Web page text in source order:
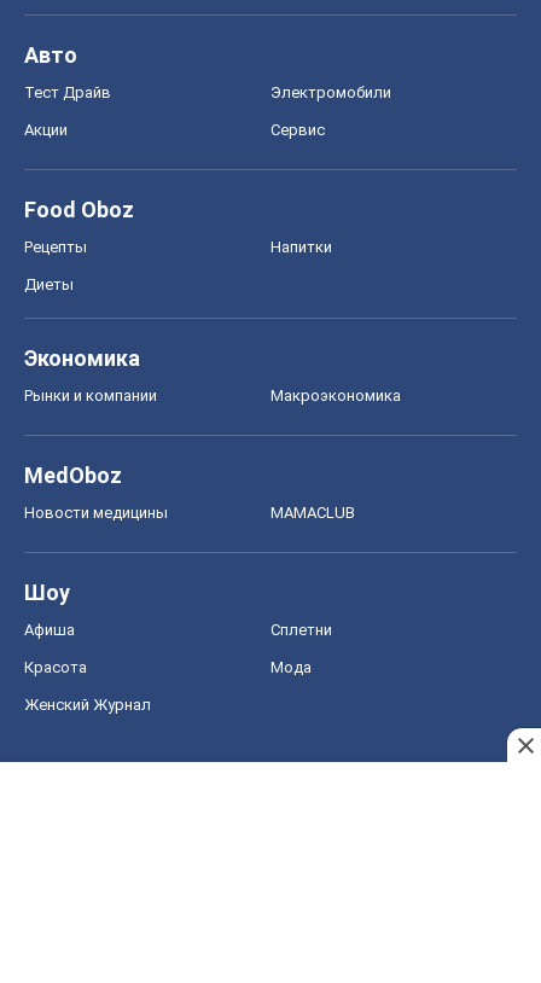
Авто
Тест Драйв Электромобили
Акции Сервис
Food Oboz
Рецепты Напитки
Диеты
Экономика
Рынки и компании Mакроэкономика
MedOboz
Новости медицины MAMACLUB
Шоу
Афиша Сплетни
Красота Мода
Женский Журнал